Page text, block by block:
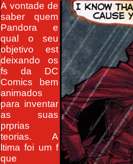
A vontade de
saber quem
Pandora e
qual o seu
objetivo est
deixando os
fs da DC
Comics bem
animados
para inventar
as suas
prprias
teorias. A
ltima foi um f
que